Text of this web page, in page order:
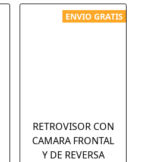
ENVIO GRATIS
RETROVISOR CON
CAMARA FRONTAL
Y DE REVERSA